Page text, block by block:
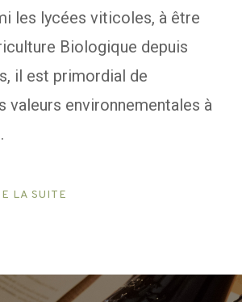
les lycées viticoles, à être
Biologique depuis
il est primordial de
valeurs environnementales à
LA SUITE